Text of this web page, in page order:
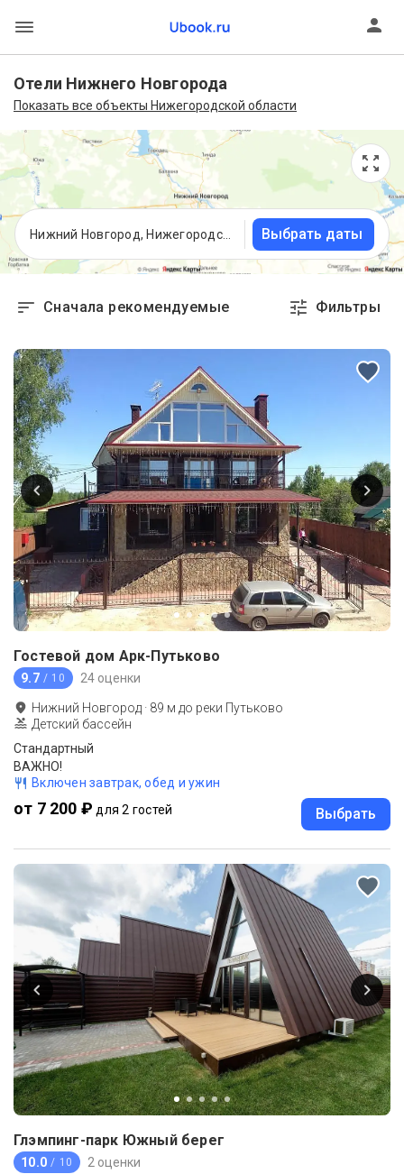
Отели Нижнего Новгорода
Показать все объекты Нижегородской области
Нижний Новгород, Нижегородская область Выбрать даты
Сначала рекомендуемые Фильтры
Гостевой дом Арк-Путьково
9.7 / 10 24 оценки
Нижний Новгород · 89 м до реки Путьково
Детский бассейн
Стандартный
ВАЖНО!
Включен завтрак, обед и ужин
от 7 200 ₽ для 2 гостей Выбрать
Глэмпинг-парк Южный берег
10.0 / 10 2 оценки